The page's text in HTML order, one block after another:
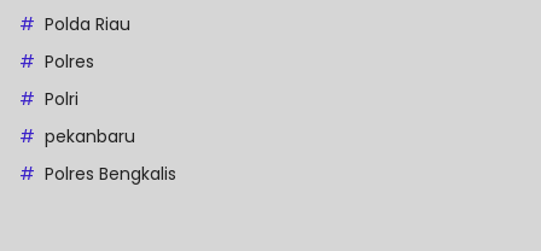
Polda Riau
Polres
Polri
pekanbaru
Polres Bengkalis